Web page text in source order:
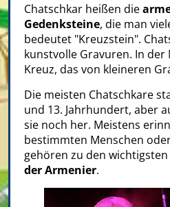
Chatschkar heißen die
Gedenksteine, die man
bedeutet "Kreuzstein".
kunstvolle Gravuren. In
Kreuz, das von kleineren
Die meisten Chatschkare
und 13. Jahrhundert, aber
sie noch her. Meistens
bestimmten Menschen
gehören zu den
der Armenier.